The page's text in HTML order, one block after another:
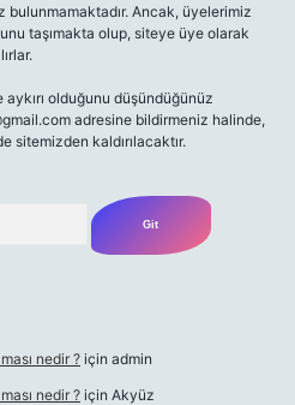
bulunmamaktadır. Ancak, üyelerimiz
taşımakta olup, siteye üye olarak
olduğunu düşündüğünüz
adresine bildirmeniz halinde,
sitemizden kaldırılacaktır.
nedir ? için admin
nedir ? için Akyüz